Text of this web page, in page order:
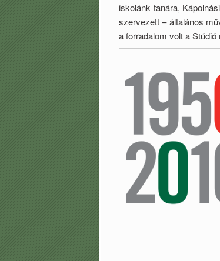
iskolánk tanára,
szervezett – általános
a forradalom volt a